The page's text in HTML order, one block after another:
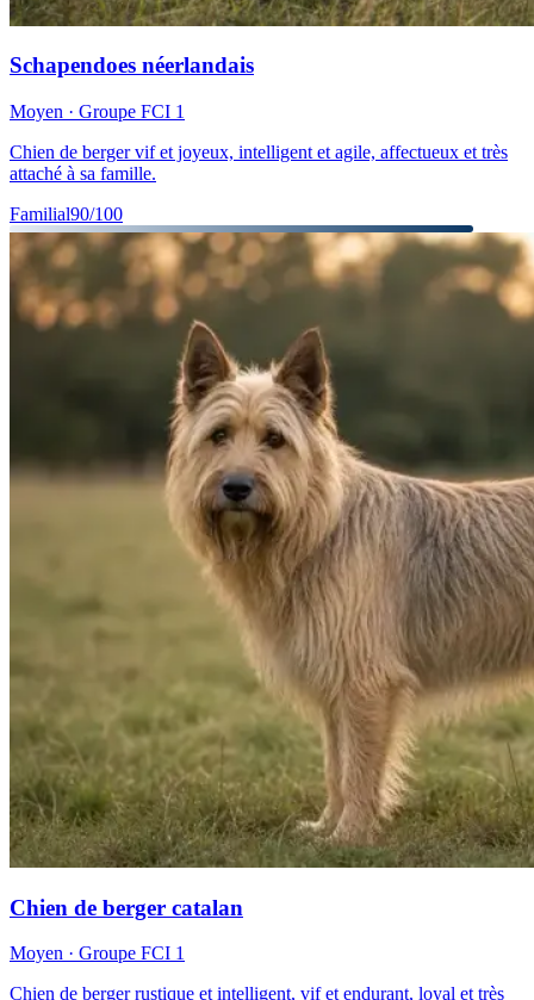
Schapendoes néerlandais
Moyen · Groupe FCI 1
Chien de berger vif et joyeux, intelligent et agile, affectueux et très
attaché à sa famille.
Familial90/100
Chien de berger catalan
Moyen · Groupe FCI 1
Chien de berger rustique et intelligent, vif et endurant, loyal et très